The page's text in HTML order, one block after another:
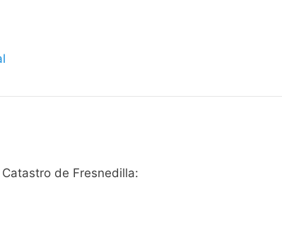
de Fresnedilla: